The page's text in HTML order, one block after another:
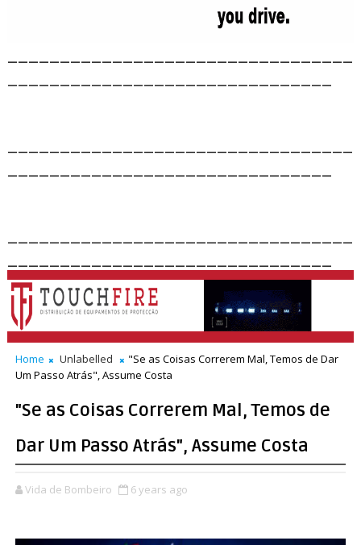
Home Unlabelled
"Se as Coisas Correrem Mal, Temos de Dar
Um Passo Atrás", Assume Costa
"Se as Coisas Correrem Mal, Temos de
Dar Um Passo Atrás", Assume Costa
Vida de Bombeiro 6 years ago